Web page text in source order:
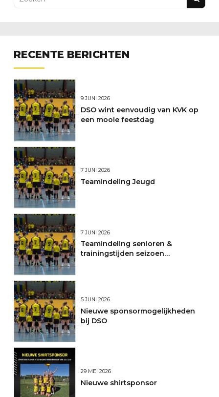
RECENTE BERICHTEN
9 JUNI 2026
DSO wint eenvoudig van KVK op
een mooie feestdag
7 JUNI 2026
Teamindeling Jeugd
7 JUNI 2026
Teamindeling senioren &
trainingstijden seizoen
5 JUNI 2026
Nieuwe sponsormogelijkheden
bij DSO
29 MEI 2026
Nieuwe shirtsponsor